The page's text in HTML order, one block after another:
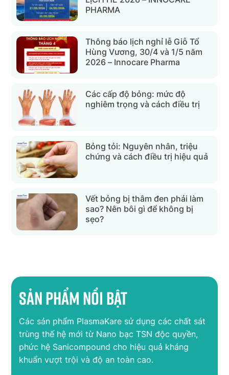
PHARMA
Thông báo lịch nghỉ lễ Giỗ Tổ
Hùng Vương, 30/4 và 1/5 năm
2026 – Innocare Pharma
Các cấp độ bỏng: mức độ
nghiêm trọng và cách điều trị
Bỏng tỏi: Nguyên nhân, triệu
chứng và cách điều trị hiệu quả
Vết bỏng bị thâm đen phải làm
sao? Nên bôi gì để không bị
sẹo?
Sản phẩm nổi bật
Các sản phẩm PlasmaKare sử dụng các chất sát
trùng thế hệ mới từ Nano bạc TSN độc quyền,
phức hệ Sanicompound cho hiệu quả kháng
khuẩn vượt trội và độ an toàn cao.